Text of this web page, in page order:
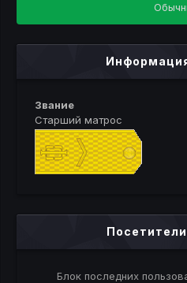
Звание
Старший матрос
Блок последних